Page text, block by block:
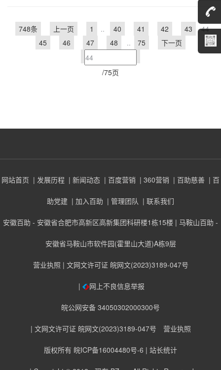
748条 上一页 1 .. 40 41 42 43
44
45
46 47 48 .. 75 下一页
/75页
网站首页 | 发展历程 | 新闻动态 | 百度营销 | 360营销 | 百助慈善 | 百
助党建 | 加入百助 | 管理团队 | 联系我们
安徽百助 - 安徽省合肥市高新区高新集团科研楼1栋15楼 | 马鞍山百助 -
安徽省马鞍山市软件园(霍里山大道)A栋9层
营业执照 | 文网文许可证 皖网文(2023)3189-047号
| 网上不良信息举报
皖公网安备 34050302000300号
| 文网文许可证 皖网文(2023)3189-047号 营业执照
版权所有 皖ICP备16004480号-6 | 站长统计